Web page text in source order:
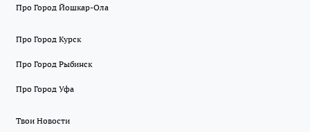
Про Город Йошкар-Ола
Про Город Курск
Про Город Рыбинск
Про Город Уфа
Твои Новости